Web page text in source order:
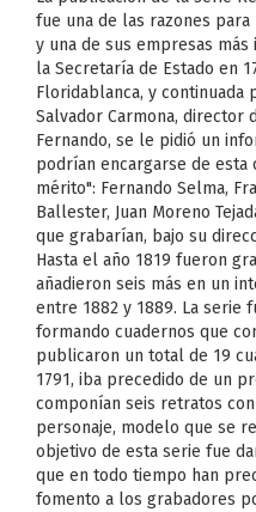
fue una de las razones
y una de sus empresas
la Secretaría de Estado en
Floridablanca, y continuada
Salvador Carmona, director
Fernando, se le pidió un
podrían encargarse de
mérito": Fernando Selma,
Ballester, Juan Moreno
que grabarían, bajo su
Hasta el año 1819 fueron
añadieron seis más en un
entre 1882 y 1889. La serie
formando cuadernos que
publicaron un total de 19
1791, iba precedido de un
componían seis retratos
personaje, modelo que se
objetivo de esta serie fue
que en todo tiempo han
fomento a los grabadores